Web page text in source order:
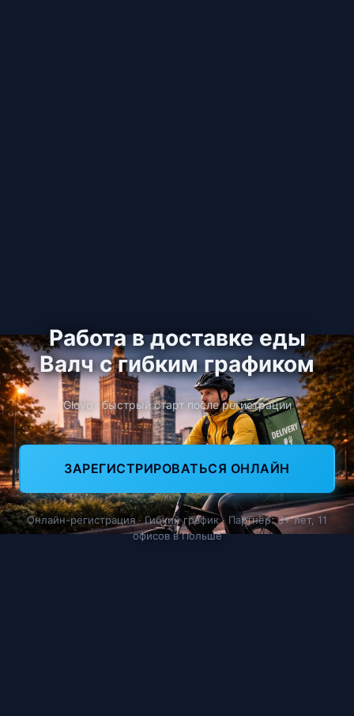
Работа в доставке еды
Валч с гибким графиком
Glovo · быстрый старт после регистрации
ЗАРЕГИСТРИРОВАТЬСЯ ОНЛАЙН
Онлайн-регистрация · Гибкий график · Партнёр: 8+ лет, 11
офисов в Польше